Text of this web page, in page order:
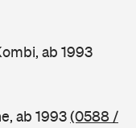
ab 1993
ab 1993(0588 /